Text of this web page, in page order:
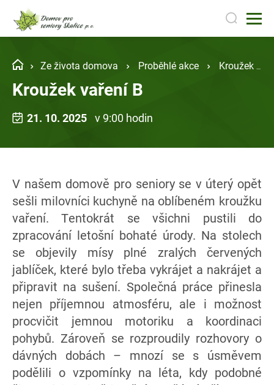
Ze života domova Proběhlé akce Kroužek vaření B
Kroužek vaření B
21. 10. 2025 v 9:00 hodin
V našem domově pro seniory se v úterý opět
sešli milovníci kuchyně na oblíbeném kroužku
vaření. Tentokrát se všichni pustili do
zpracování letošní bohaté úrody. Na stolech
se objevily mísy plné zralých červených
jablíček, které bylo třeba vykrájet a nakrájet a
připravit na sušení. Společná práce přinesla
nejen příjemnou atmosféru, ale i možnost
procvičit jemnou motoriku a koordinaci
pohybů. Zároveň se rozproudily rozhovory o
dávných dobách – mnozí se s úsměvem
podělili o vzpomínky na léta, kdy podobné